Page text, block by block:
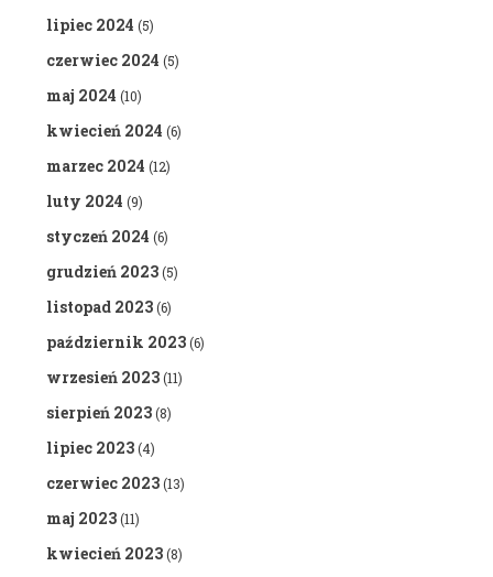
lipiec 2024 (5)
czerwiec 2024 (5)
maj 2024 (10)
kwiecień 2024 (6)
marzec 2024 (12)
luty 2024 (9)
styczeń 2024 (6)
grudzień 2023(5)
listopad 2023(6)
październik 2023(6)
wrzesień 2023(11)
sierpień 2023(8)
lipiec 2023(4)
czerwiec 2023(13)
maj 2023(11)
kwiecień 2023(8)